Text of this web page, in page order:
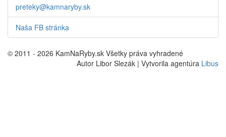
preteky@kamnaryby.sk
Naša FB stránka
© 2011 - 2026 KamNaRyby.sk Všetky práva vyhradené
Autor Libor Slezák | Vytvorila agentúra Libus